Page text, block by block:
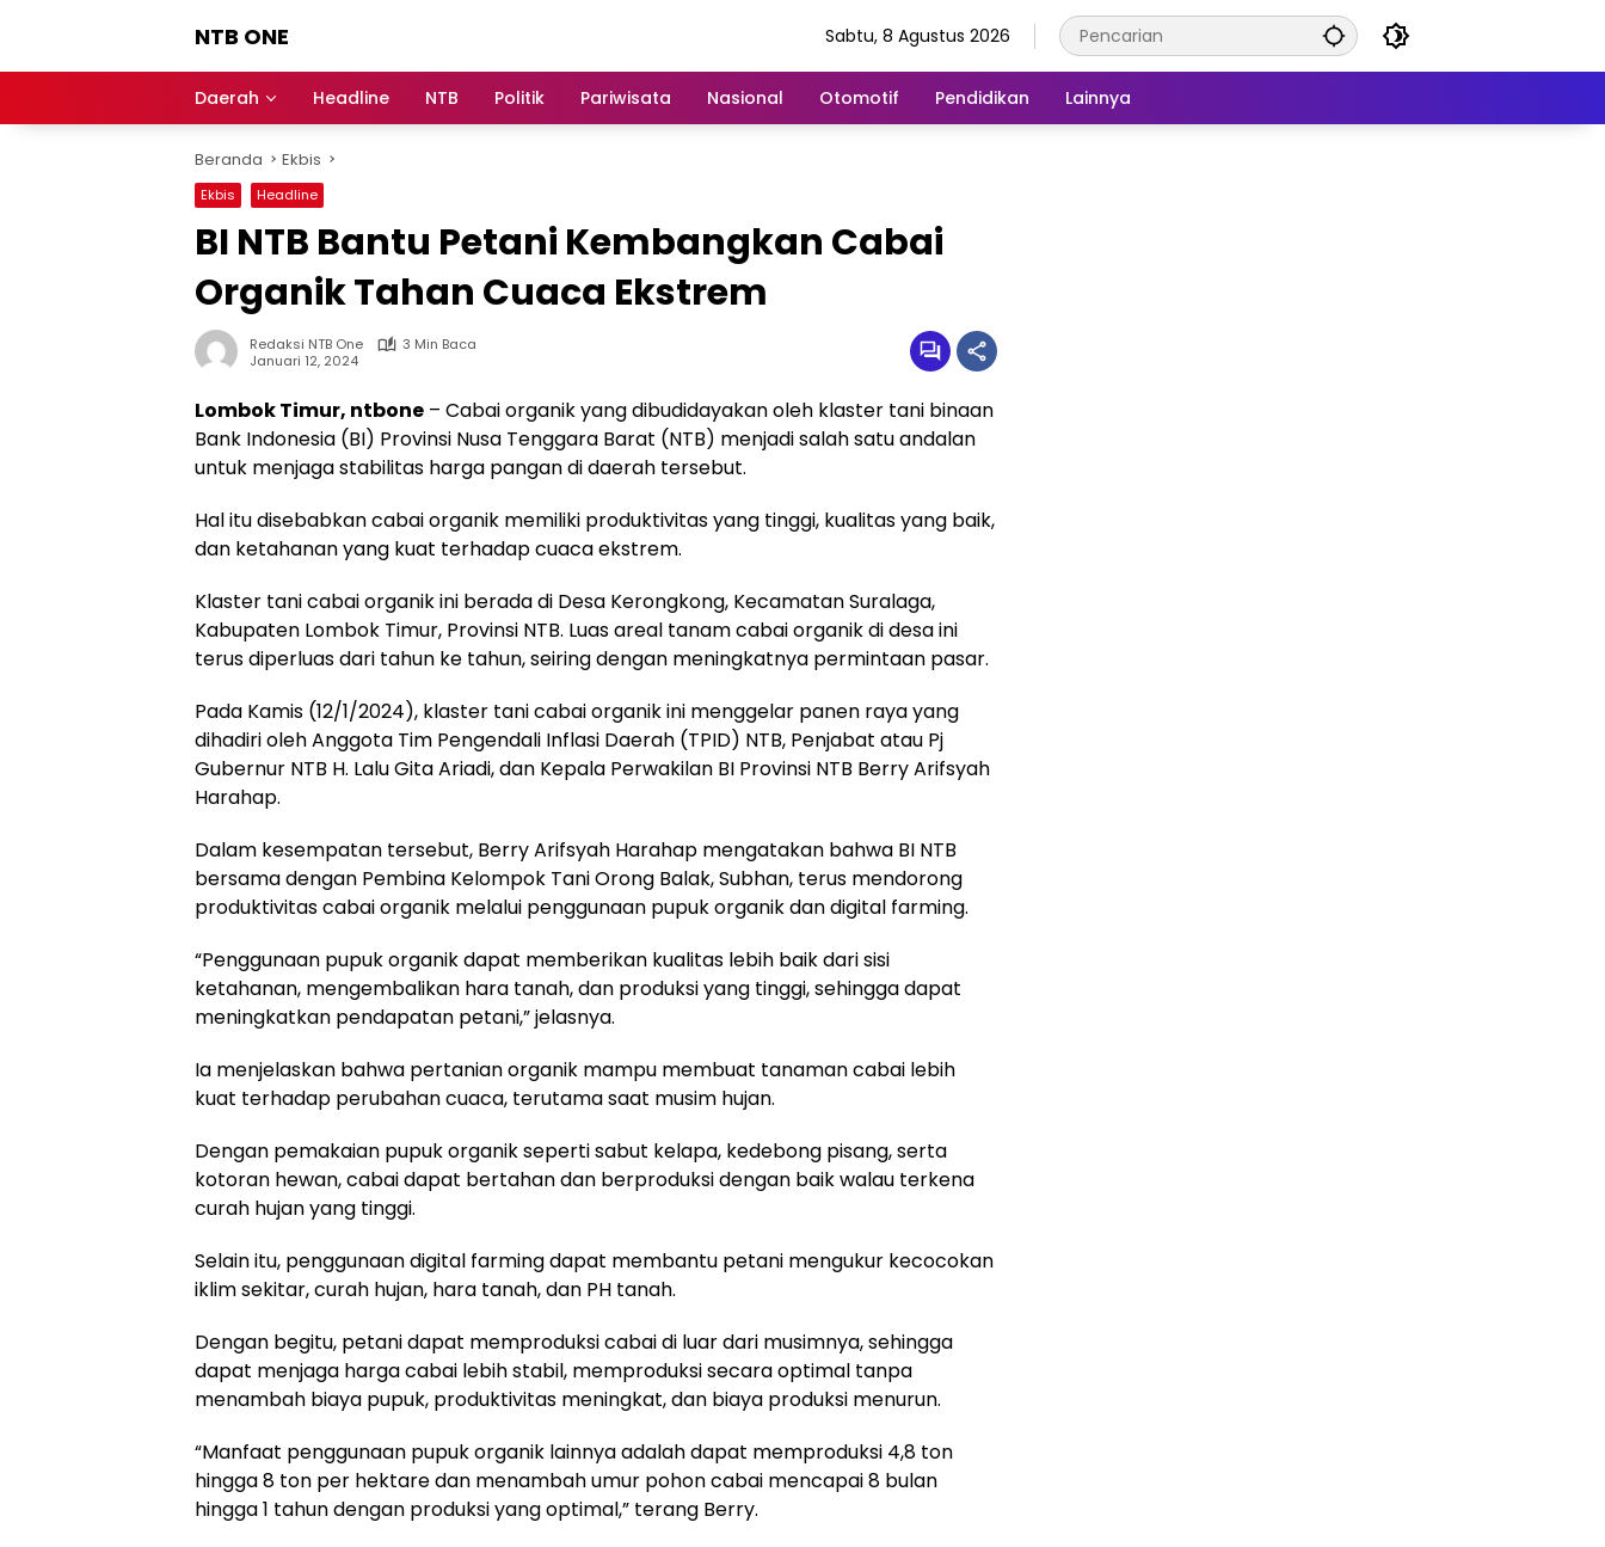
NTB ONE
dan
Berita
Lombok
Sabtu, 8 Agustus 2026
Daerah Headline NTB Politik Pariwisata Nasional Otomotif Pendidikan Lainnya
Beranda Ekbis
Ekbis Headline
BI NTB Bantu Petani Kembangkan Cabai
Organik Tahan Cuaca Ekstrem
Redaksi NTB One
3 Min Baca
Januari 12, 2024
Lombok Timur, ntbone – Cabai organik yang dibudidayakan oleh klaster tani binaan
Bank Indonesia (BI) Provinsi Nusa Tenggara Barat (NTB) menjadi salah satu andalan
untuk menjaga stabilitas harga pangan di daerah tersebut.
Hal itu disebabkan cabai organik memiliki produktivitas yang tinggi, kualitas yang baik,
dan ketahanan yang kuat terhadap cuaca ekstrem.
Klaster tani cabai organik ini berada di Desa Kerongkong, Kecamatan Suralaga,
Kabupaten Lombok Timur, Provinsi NTB. Luas areal tanam cabai organik di desa ini
terus diperluas dari tahun ke tahun, seiring dengan meningkatnya permintaan pasar.
Pada Kamis (12/1/2024), klaster tani cabai organik ini menggelar panen raya yang
dihadiri oleh Anggota Tim Pengendali Inflasi Daerah (TPID) NTB, Penjabat atau Pj
Gubernur NTB H. Lalu Gita Ariadi, dan Kepala Perwakilan BI Provinsi NTB Berry Arifsyah
Harahap.
Dalam kesempatan tersebut, Berry Arifsyah Harahap mengatakan bahwa BI NTB
bersama dengan Pembina Kelompok Tani Orong Balak, Subhan, terus mendorong
produktivitas cabai organik melalui penggunaan pupuk organik dan digital farming.
“Penggunaan pupuk organik dapat memberikan kualitas lebih baik dari sisi
ketahanan, mengembalikan hara tanah, dan produksi yang tinggi, sehingga dapat
meningkatkan pendapatan petani,” jelasnya.
Ia menjelaskan bahwa pertanian organik mampu membuat tanaman cabai lebih
kuat terhadap perubahan cuaca, terutama saat musim hujan.
Dengan pemakaian pupuk organik seperti sabut kelapa, kedebong pisang, serta
kotoran hewan, cabai dapat bertahan dan berproduksi dengan baik walau terkena
curah hujan yang tinggi.
Selain itu, penggunaan digital farming dapat membantu petani mengukur kecocokan
iklim sekitar, curah hujan, hara tanah, dan PH tanah.
Dengan begitu, petani dapat memproduksi cabai di luar dari musimnya, sehingga
dapat menjaga harga cabai lebih stabil, memproduksi secara optimal tanpa
menambah biaya pupuk, produktivitas meningkat, dan biaya produksi menurun.
“Manfaat penggunaan pupuk organik lainnya adalah dapat memproduksi 4,8 ton
hingga 8 ton per hektare dan menambah umur pohon cabai mencapai 8 bulan
hingga 1 tahun dengan produksi yang optimal,” terang Berry.